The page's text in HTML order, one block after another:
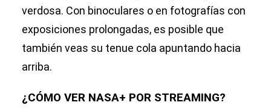
verdosa. Con binoculares o en fotografías con
exposiciones prolongadas, es posible que
también veas su tenue cola apuntando hacia
arriba.
¿CÓMO VER NASA+ POR STREAMING?